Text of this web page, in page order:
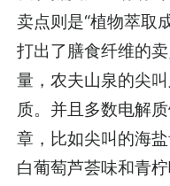
卖点则是“植物萃取
打出了膳食纤维的
量，农夫山泉的尖
质。并且多数电解
章，比如尖叫的海
白葡萄芦荟味和青柠